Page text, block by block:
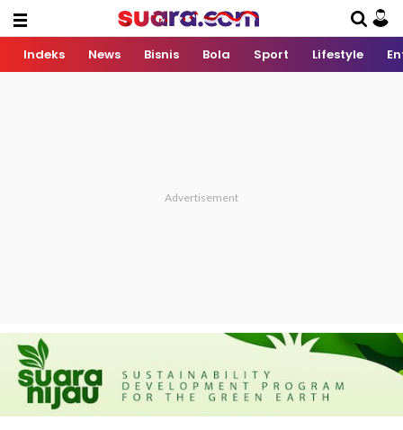
Indeks News Bisnis Bola Sport Lifestyle